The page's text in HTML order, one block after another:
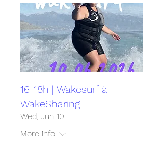
16-18h | Wakesurf à
WakeSharing
Wed, Jun 10
More info